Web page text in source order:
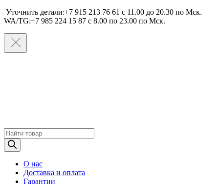
Уточнить детали:+7 915 213 76 61 c 11.00 до 20.30 по Мcк.
WA/TG:+7 985 224 15 87 c 8.00 по 23.00 по Мcк.
Поиск
товаров
О нас
Доставка и оплата
Гарантии